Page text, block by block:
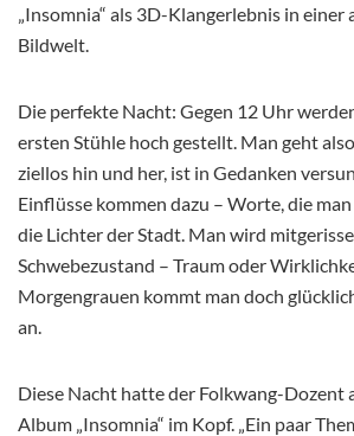
„Insomnia“ als 3D-Klangerlebnis in
Bildwelt.
Die perfekte Nacht: Gegen 12 Uhr
ersten Stühle hoch gestellt. Man geht
ziellos hin und her, ist in Gedanken
Einflüsse kommen dazu – Worte, die
die Lichter der Stadt. Man wird
Schwebezustand – Traum oder
Morgengrauen kommt man doch
an.
Diese Nacht hatte der Folkwang-Dozent
Album „Insomnia“ im Kopf. „Ein paar